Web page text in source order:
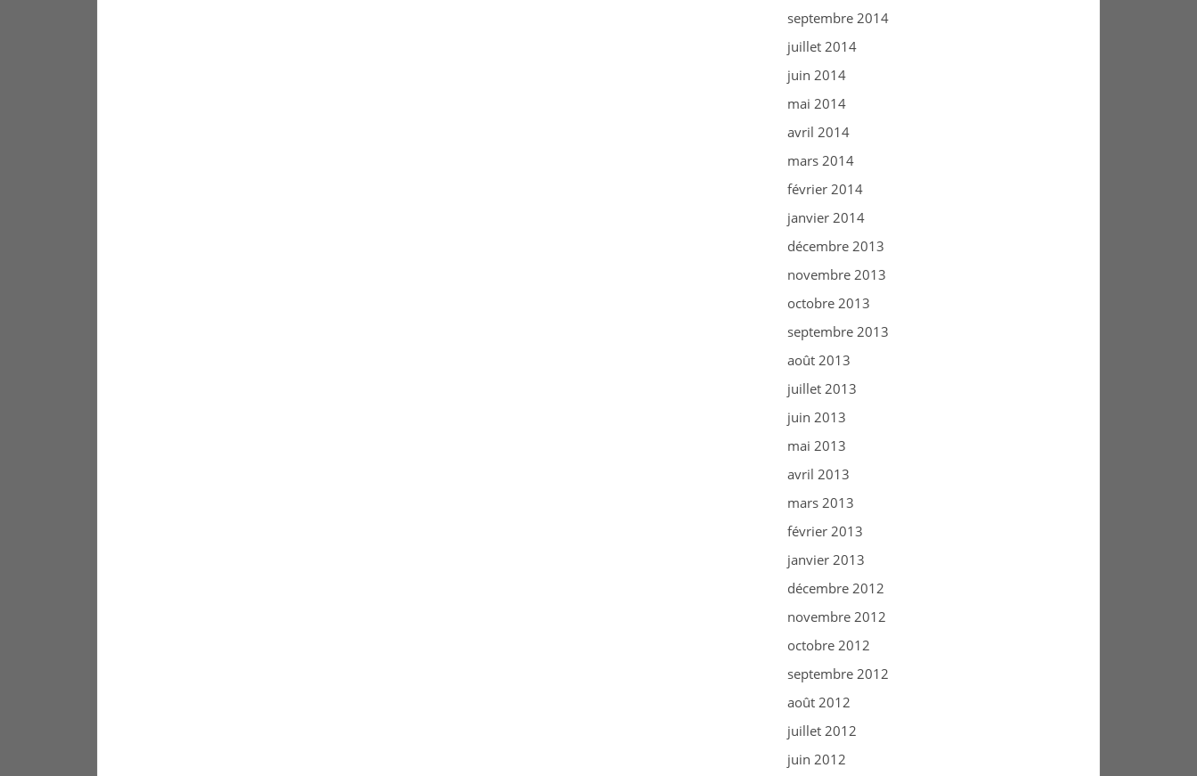
septembre 2014
juillet 2014
juin 2014
mai 2014
avril 2014
mars 2014
février 2014
janvier 2014
décembre 2013
novembre 2013
octobre 2013
septembre 2013
août 2013
juillet 2013
juin 2013
mai 2013
avril 2013
mars 2013
février 2013
janvier 2013
décembre 2012
novembre 2012
octobre 2012
septembre 2012
août 2012
juillet 2012
juin 2012